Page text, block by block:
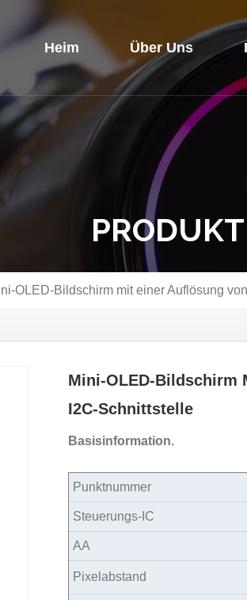
Heim Über Uns
OLED-Bildschirm mit einer Auflösung
Mini-OLED-Bildschirm
I2C-Schnittstelle
Basisinformation.
Punktnummer
Steuerungs-IC
AA
Pixelabstand